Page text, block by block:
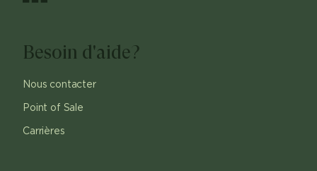
Besoin d'aide?
Nous contacter
Point of Sale
Carrières